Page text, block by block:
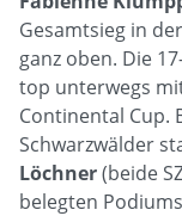
Gesamtsieg in
ganz oben. Die
top unterwegs
Continental Cup.
Schwarzwälder
Löchner(beide
belegten